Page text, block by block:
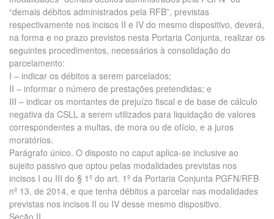
“demais débitos administrados pela RFB”, previstas
respectivamente nos incisos II e IV do mesmo dispositivo, deverá,
na forma e no prazo previstos nesta Portaria Conjunta, realizar os
seguintes procedimentos, necessários à consolidação do
parcelamento:
I – indicar os débitos a serem parcelados;
II – informar o número de prestações pretendidas; e
III – indicar os montantes de prejuízo fiscal e de base de cálculo
negativa da CSLL a serem utilizados para liquidação de valores
correspondentes a multas, de mora ou de ofício, e a juros
moratórios.
Parágrafo único. O disposto no caput aplica-se inclusive ao
sujeito passivo que optou pelas modalidades previstas nos
incisos I ou III do § 1º do art. 1º da Portaria Conjunta PGFN/RFB
nº 13, de 2014, e que tenha débitos a parcelar nas modalidades
previstas nos incisos II ou IV desse mesmo dispositivo.
Seção II